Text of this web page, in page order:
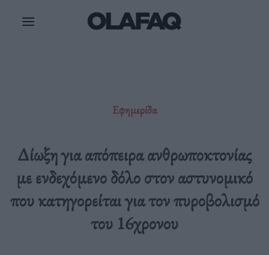
Εφημερίδα
Δίωξη για απόπειρα ανθρωποκτονίας
με ενδεχόμενο δόλο στον αστυνομικό
που κατηγορείται για τον πυροβολισμό
του 16χρονου